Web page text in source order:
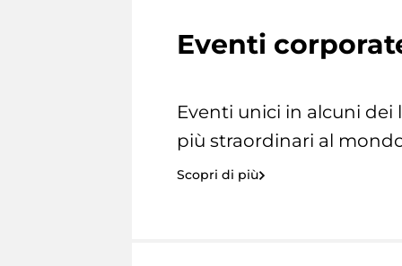
Eventi
Eventi unici in alcuni dei
più straordinari al
Scopri di più